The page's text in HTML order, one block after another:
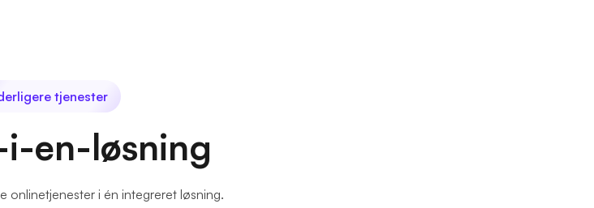
tjenester
en-løsning
onlinetjenester i én integreret løsning.